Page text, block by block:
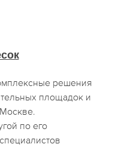
решения
площадок и
по его